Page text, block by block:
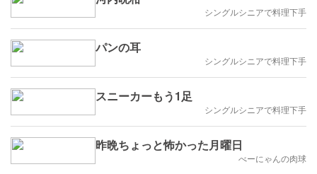
シングルシニアで料理下手
パンの耳
シングルシニアで料理下手
スニーカーもう1足
シングルシニアで料理下手
昨晩ちょっと怖かった月曜日
べーにゃんの肉球